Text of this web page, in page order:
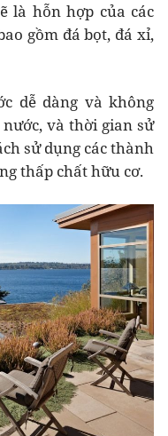
là hỗn hợp của các
gồm đá bọt, đá xỉ,
dễ dàng và không
và thời gian sử
sử dụng các thành
thấp chất hữu cơ.